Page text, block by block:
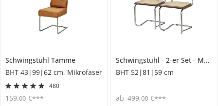
Schwingstuhl Tamme
BHT 43|99|62 cm, Mikrofaser
480
159,00 €***
Schwingstuhl 2-er Set
Manuel
BHT 52|81|59 cm
ab 499,00 €***